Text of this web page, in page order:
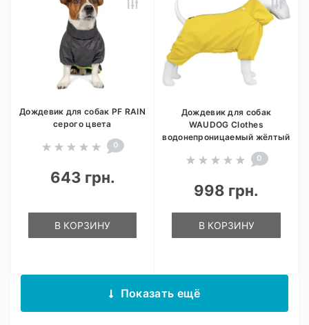
Дождевик для собак PF RAIN
серого цвета
0
643 грн.
В КОРЗИНУ
Дождевик для собак
WAUDOG Clothes
водонепроницаемый жёлтый
0
998 грн.
В КОРЗИНУ
Показать ещё